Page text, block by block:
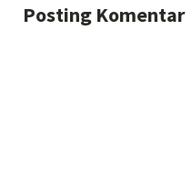
Posting Komentar